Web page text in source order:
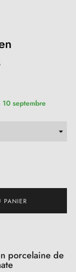
septembre
PANIER
porcelaine de